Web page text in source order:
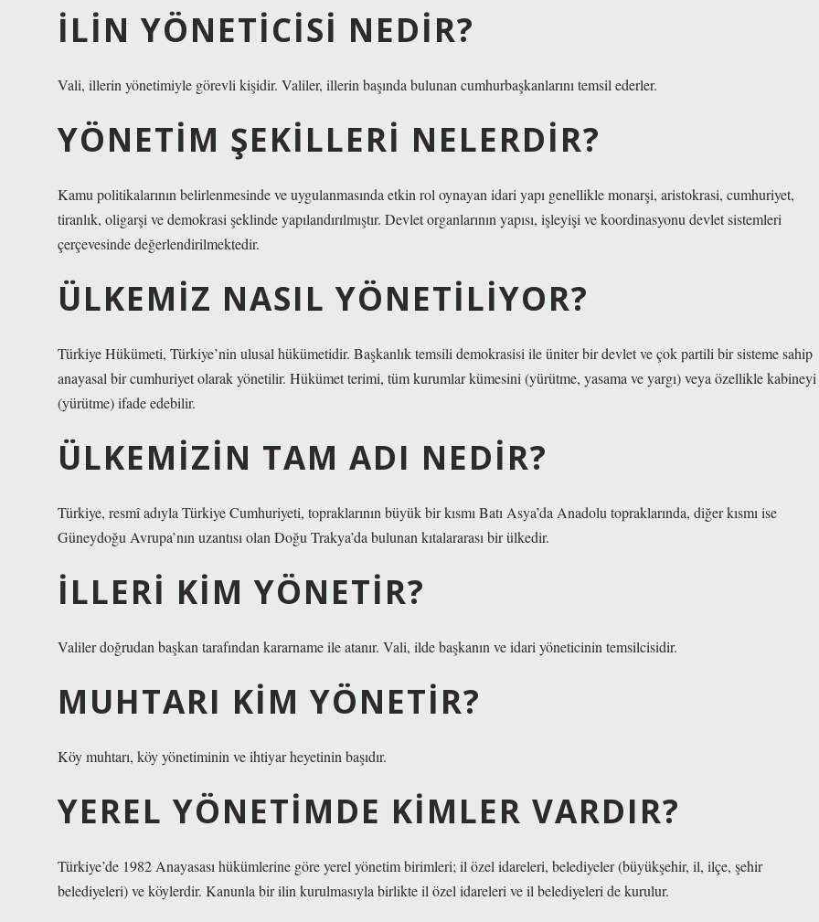
İLIN YÖNETICISI NEDIR?
Vali, illerin yönetimiyle görevli kişidir. Valiler, illerin başında bulunan cumhurbaşkanlarını temsil ederler.
YÖNETIM ŞEKILLERI NELERDIR?
Kamu politikalarının belirlenmesinde ve uygulanmasında etkin rol oynayan idari yapı genellikle monarşi, aristokrasi, cumhuriyet,
tiranlık, oligarşi ve demokrasi şeklinde yapılandırılmıştır. Devlet organlarının yapısı, işleyişi ve koordinasyonu devlet sistemleri
çerçevesinde değerlendirilmektedir.
ÜLKEMIZ NASIL YÖNETILIYOR?
Türkiye Hükümeti, Türkiye’nin ulusal hükümetidir. Başkanlık temsili demokrasisi ile üniter bir devlet ve çok partili bir sisteme sahip
anayasal bir cumhuriyet olarak yönetilir. Hükümet terimi, tüm kurumlar kümesini (yürütme, yasama ve yargı) veya özellikle kabineyi
(yürütme) ifade edebilir.
ÜLKEMIZIN TAM ADI NEDIR?
Türkiye, resmî adıyla Türkiye Cumhuriyeti, topraklarının büyük bir kısmı Batı Asya’da Anadolu topraklarında, diğer kısmı ise
Güneydoğu Avrupa’nın uzantısı olan Doğu Trakya’da bulunan kıtalararası bir ülkedir.
İLLERI KIM YÖNETIR?
Valiler doğrudan başkan tarafından kararname ile atanır. Vali, ilde başkanın ve idari yöneticinin temsilcisidir.
MUHTARI KIM YÖNETIR?
Köy muhtarı, köy yönetiminin ve ihtiyar heyetinin başıdır.
YEREL YÖNETIMDE KIMLER VARDIR?
Türkiye’de 1982 Anayasası hükümlerine göre yerel yönetim birimleri; il özel idareleri, belediyeler (büyükşehir, il, ilçe, şehir
belediyeleri) ve köylerdir. Kanunla bir ilin kurulmasıyla birlikte il özel idareleri ve il belediyeleri de kurulur.